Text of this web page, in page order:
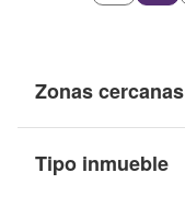
Zonas cercanas
Tipo inmueble